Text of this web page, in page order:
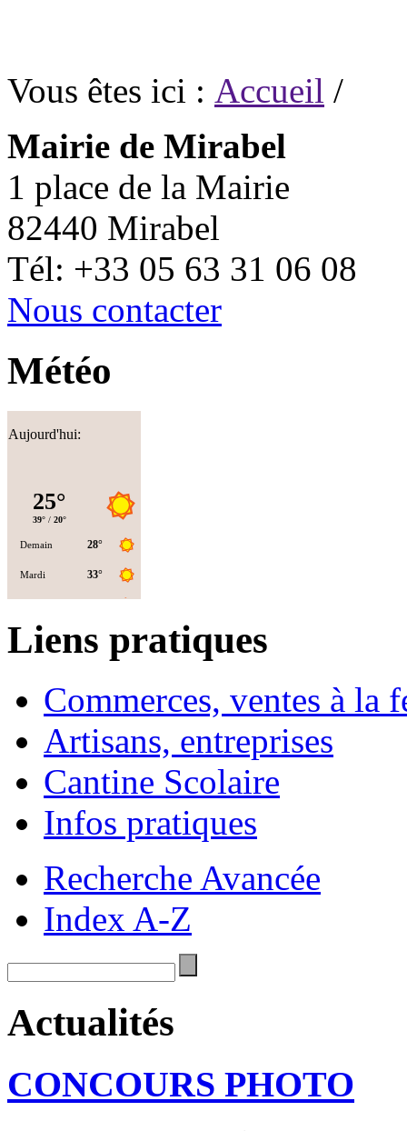
Vous êtes ici : Accueil /
Mairie de Mirabel
1 place de la Mairie
82440 Mirabel
Tél: +33 05 63 31 06 08
Nous contacter
Météo
Aujourd'hui:
Liens pratiques
Commerces, ventes à la
Artisans, entreprises
Cantine Scolaire
Infos pratiques
Recherche Avancée
Index A-Z
Actualités
CONCOURS PHOTO